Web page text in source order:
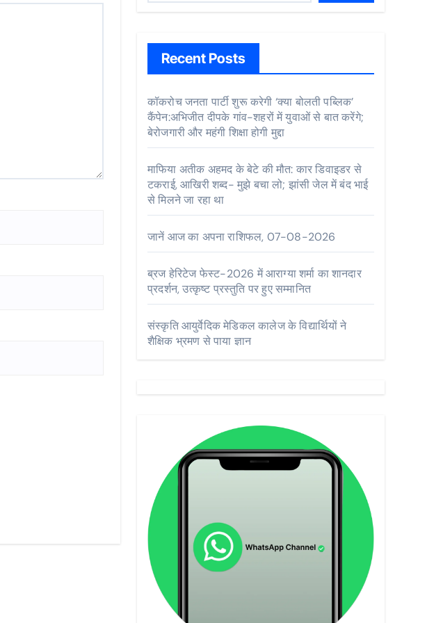
Recent Posts
कॉकरोच जनता पार्टी शुरू करेगी ‘क्या बोलती पब्लिक’
कैंपेन:अभिजीत दीपके गांव-शहरों में युवाओं से बात करेंगे;
बेरोजगारी और महंगी शिक्षा होगी मुद्दा
माफिया अतीक अहमद के बेटे की मौत: कार डिवाइडर से
टकराई, आखिरी शब्द- मुझे बचा लो; झांसी जेल में बंद भाई
से मिलने जा रहा था
जानें आज का अपना राशिफल, 07-08-2026
ब्रज हेरिटेज फेस्ट-2026 में आराग्या शर्मा का शानदार
प्रदर्शन, उत्कृष्ट प्रस्तुति पर हुए सम्मानित
संस्कृति आयुर्वेदिक मेडिकल कालेज के विद्यार्थियों ने
शैक्षिक भ्रमण से पाया ज्ञान